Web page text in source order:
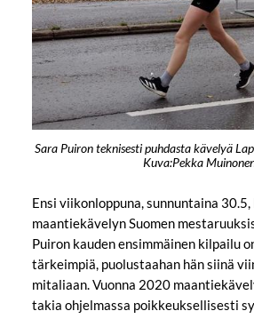
Sara Puiron teknisesti puhdasta kävelyä
Kuva:Pekka
Ensi viikonloppuna, sunnuntaina
maantiekävelyn Suomen
Puiron kauden ensimmäinen kilpailu
tärkeimpiä, puolustaahan hän siinä
mitaliaan. Vuonna 2020
takia ohjelmassa poikkeuksellisesti